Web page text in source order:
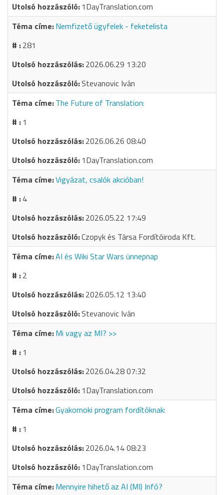
1DayTranslation.com
Nemfizető ügyfelek - feketelista
281
2026.06.29 13:20
Stevanovic Iván
The Future of Translation:
1
2026.06.26 08:40
1DayTranslation.com
Vigyázat, csalók akcióban!
4
2026.05.22 17:49
Czopyk és Társa Fordítóiroda Kft.
AI és Wiki Star Wars ünnepnap
2
2026.05.12 13:40
Stevanovic Iván
Mi vagy az MI? >>
1
2026.04.28 07:32
1DayTranslation.com
Gyakornoki program fordítóknak:
1
2026.04.14 08:23
1DayTranslation.com
Mennyire hihető az AI (MI) Infó?